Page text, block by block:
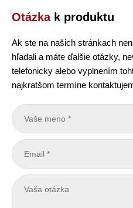
Otázkak produktu
Ak ste na našich stránkach
hľadali a máte ďalšie otázky,
telefonicky alebo vyplnením
najkratšom termíne